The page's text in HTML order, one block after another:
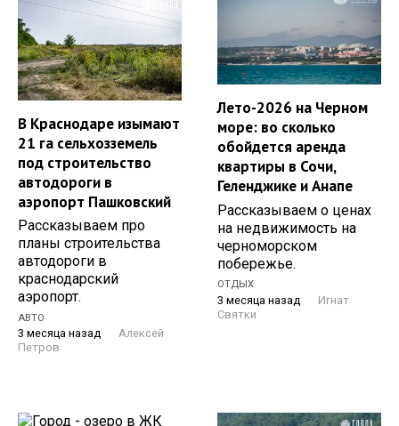
В Краснодаре изымают
21 га сельхозземель
под строительство
автодороги в
аэропорт Пашковский
Рассказываем про
планы строительства
автодороги в
краснодарский
аэропорт.
АВТО
3 месяца назад
Алексей
Петров
Лето-2026 на Черном
море: во сколько
обойдется аренда
квартиры в Сочи,
Геленджике и Анапе
Рассказываем о ценах
на недвижимость на
черноморском
побережье.
ОТДЫХ
3 месяца назад
Игнат
Святки